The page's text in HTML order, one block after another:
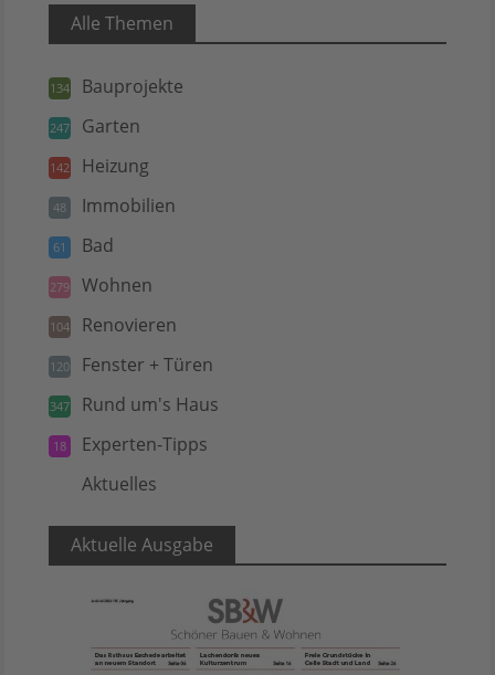
Alle Themen
134 Bauprojekte
247 Garten
142 Heizung
48 Immobilien
61 Bad
279 Wohnen
104 Renovieren
120 Fenster + Türen
347 Rund um's Haus
18 Experten-Tipps
Aktuelles
Aktuelle Ausgabe